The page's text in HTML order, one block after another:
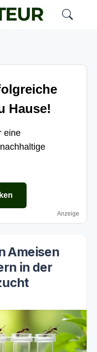
Hause!
eine
Anzeige
Ameisen
in der